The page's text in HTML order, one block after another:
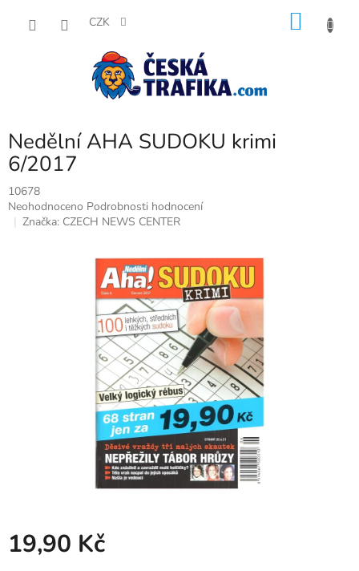
CZK
Nedělní AHA SUDOKU krimi
6/2017
10678
Průměrné
hodnocení
Neohodnoceno Podrobnosti hodnocení
Značka: CZECH NEWS CENTER
19,90 Kč